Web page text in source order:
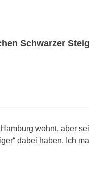
Schwarzer
wohnt, aber
dabei haben. Ich